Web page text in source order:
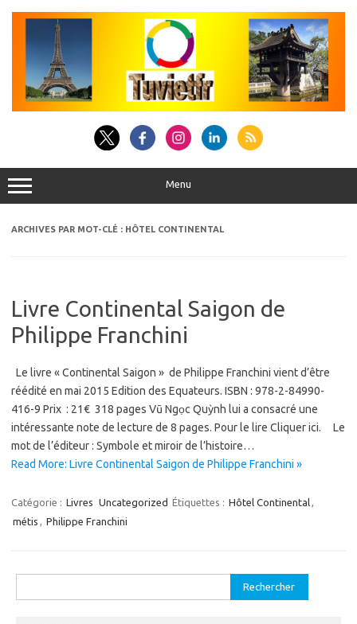
Menu
ARCHIVES PAR MOT-CLÉ : HÔTEL CONTINENTAL
Livre Continental Saigon de
Philippe Franchini
Le livre « Continental Saigon » de Philippe Franchini vient d’être
réédité en mai 2015 Edition des Equateurs. ISBN : 978-2-84990-
416-9 Prix : 21€ 318 pages Vũ Ngọc Quỳnh lui a consacré une
intéressante note de lecture de 8 pages. Pour le lire Cliquer ici. Le
mot de l’éditeur : Symbole et miroir de l’histoire…
Read More: Livre Continental Saigon de Philippe Franchini »
Catégorie : Livres Uncategorized Étiquettes : Hôtel Continental,
métis , Philippe Franchini